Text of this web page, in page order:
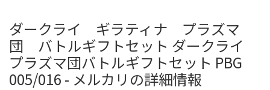
ダークライ ギラティナ プラズマ
団 バトルギフトセット ダークライ
プラズマ団バトルギフトセット PBG
005/016 - メルカリの詳細情報